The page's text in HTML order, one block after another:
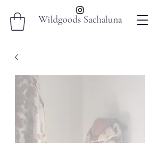
Wildgoods Sachaluna